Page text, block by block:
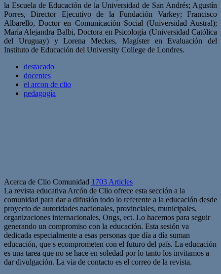
la Escuela de Educación de la Universidad de San Andrés; Agustín
Porres, Director Ejecutivo de la Fundación Varkey; Francisco
Albarello, Doctor en Comunicación Social (Universidad Austral);
María Alejandra Balbi, Doctora en Psicología (Universidad Católica
del Uruguay) y Lorena Meckes, Magíster en Evaluación del
Instituto de Educación del University College de Londres.
destacado
docentes
el arcon de clio
pedagogía
Acerca de Clio Comunidad 1703 Articles
La revista educativa Arcón de Clio ofrece esta sección a la
comunidad para dar a difusión todo lo referente a la educación desde
proyecto de autoridades nacionales, provinciales, municipales,
organizaciones internacionales, Ongs, ect. Lo hacemos para seguir
generando un compromiso con la educación. Esta sesión va
dedicada especialmente a esas personas que día a día suman
educación, que s ecomprometen con el futuro del país. La educación
es una tarea que no se hace en soledad por lo tanto los invitamos a
dar divulgación. La via de contacto es el correo de la revista.